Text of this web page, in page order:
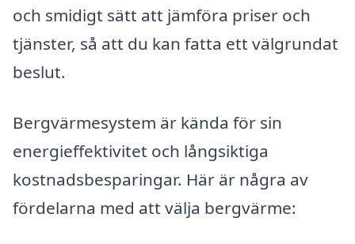
och smidigt sätt att jämföra priser och
tjänster, så att du kan fatta ett välgrundat
beslut.
Bergvärmesystem är kända för sin
energieffektivitet och långsiktiga
kostnadsbesparingar. Här är några av
fördelarna med att välja bergvärme: